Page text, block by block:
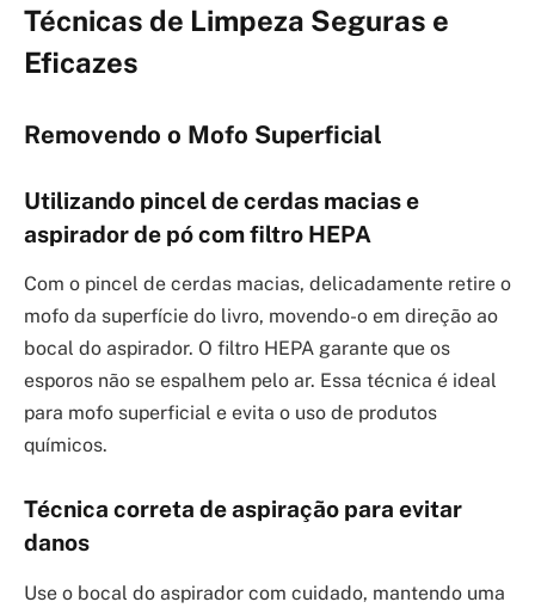
Técnicas de Limpeza Seguras e
Eficazes
Removendo o Mofo Superficial
Utilizando pincel de cerdas macias e
aspirador de pó com filtro HEPA
Com o pincel de cerdas macias, delicadamente retire o
mofo da superfície do livro, movendo-o em direção ao
bocal do aspirador. O filtro HEPA garante que os
esporos não se espalhem pelo ar. Essa técnica é ideal
para mofo superficial e evita o uso de produtos
químicos.
Técnica correta de aspiração para evitar
danos
Use o bocal do aspirador com cuidado, mantendo uma